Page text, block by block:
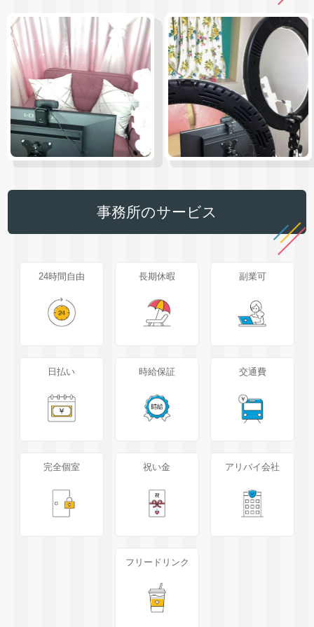
事務所のサービス
24時間自由 長期休暇 副業可
日払い 時給保証 交通費
完全個室 祝い金 アリバイ会社
フリードリンク